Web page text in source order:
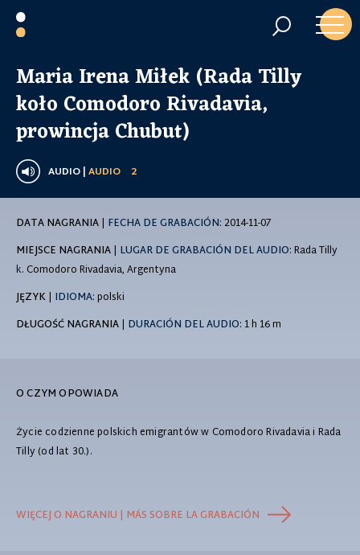
AUDIO |AUDIO 2
Maria Irena Miłek (Rada Tilly
koło Comodoro Rivadavia,
prowincja Chubut)
DATA NAGRANIA| FECHA DE GRABACIÓN:2014-11-07
MIEJSCE NAGRANIA| LUGAR DE GRABACIÓN DEL AUDIO:Rada Tilly
k. Comodoro Rivadavia, Argentyna
JĘZYK| IDIOMA:polski
DŁUGOŚĆ NAGRANIA| DURACIÓN DEL AUDIO: 1 h 16 m
O CZYM OPOWIADA
Życie codzienne polskich emigrantów w Comodoro Rivadavia i Rada
Tilly (od lat 30.).
WIĘCEJ O NAGRANIU | MÁS SOBRE LA GRABACIÓN